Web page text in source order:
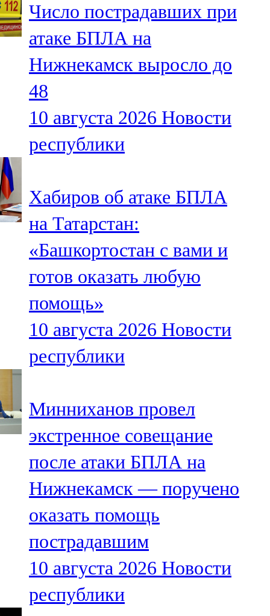
Олы Әтнә
71,42 FM
Сарман
107,8 FM
Теләче
106,1 FM
102,6 FM
Чирмешән
107,7 FM
Чистай
103,0 FM
Чүпрәле
91,0 FM
102,3 FM
Яңа чишмә
107,0 FM
Яр Чаллы
105,5 FM
Число пострадавших при
атаке БПЛА на
Нижнекамск выросло до
48
10 августа 2026 Новости
республики
Хабиров об атаке БПЛА
на Татарстан:
«Башкортостан с вами и
готов оказать любую
помощь»
10 августа 2026 Новости
республики
Минниханов провел
экстренное совещание
после атаки БПЛА на
Нижнекамск — поручено
оказать помощь
пострадавшим
10 августа 2026 Новости
республики